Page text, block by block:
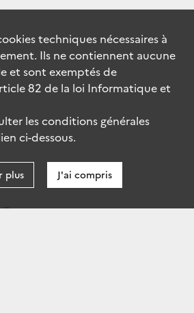
techniques nécessaires à
Ils ne contiennent aucune
et sont exemptés de
82 de la loi Informatique et
les conditions générales
ci-dessous.
plus J'ai compris